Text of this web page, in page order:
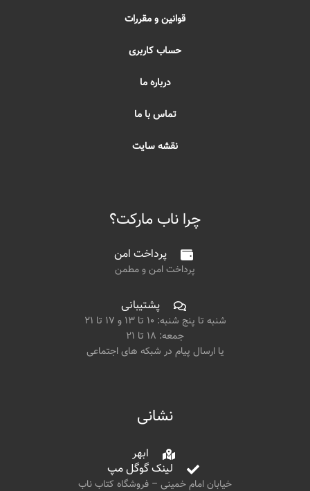
قوانین و مقررات
حساب کاربری
درباره ما
تماس با ما
نقشه سایت
چرا ناب مارکت؟
پرداخت امن
پرداخت امن و مطمن
پشتیبانی
شنبه تا پنج شنبه: ۱۰ تا ۱۳ و ۱۷ تا ۲۱
جمعه: ۱۸ تا ۲۱
یا ارسال پیام در شبکه های اجتماعی
نشانی
ابهر
لینک گوگل مپ
خیابان امام خمینی – فروشگاه کتاب ناب